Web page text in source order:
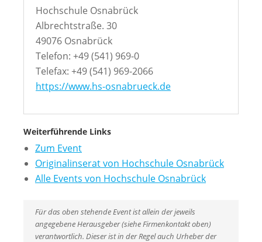
Hochschule Osnabrück
Albrechtstraße. 30
49076 Osnabrück
Telefon: +49 (541) 969-0
Telefax: +49 (541) 969-2066
https://www.hs-osnabrueck.de
Weiterführende Links
Zum Event
Originalinserat von Hochschule Osnabrück
Alle Events von Hochschule Osnabrück
Für das oben stehende Event ist allein der jeweils
angegebene Herausgeber (siehe Firmenkontakt oben)
verantwortlich. Dieser ist in der Regel auch Urheber der